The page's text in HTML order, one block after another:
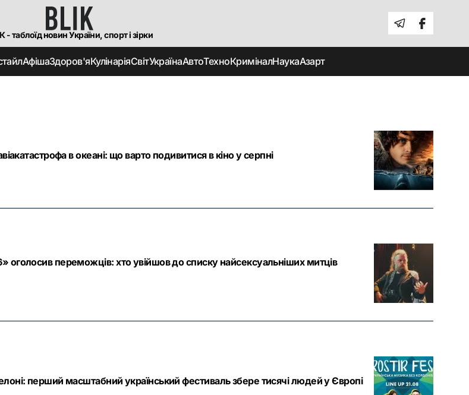
- таблоїд новин України, спорт і зірки
АфішаЗдоров'яКулінаріяСвітУкраїнаАвтоТехноКриміналНаукаАзарт
в океані: що варто подивитися в кіно у серпні
оголосив переможців: хто увійшов до списку найсексуальніших митців
перший масштабний український фестиваль збере тисячі людей у Європі